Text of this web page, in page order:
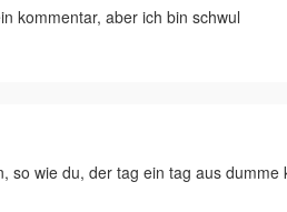
kommentar, aber ich bin schwul
so wie du, der tag ein tag aus